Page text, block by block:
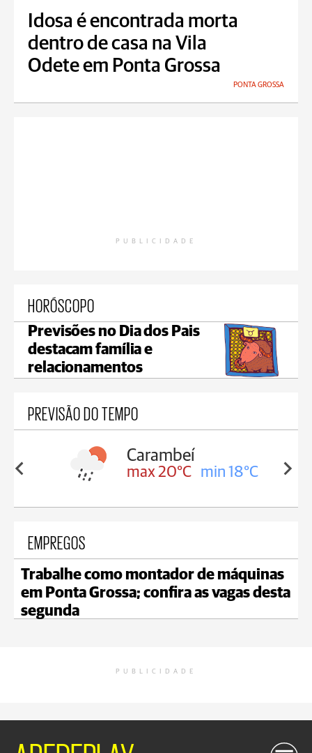
Idosa é encontrada morta
dentro de casa na Vila
Odete em Ponta Grossa
PONTA GROSSA
PUBLICIDADE
HORÓSCOPO
Previsões no Dia dos Pais
destacam família e
relacionamentos
PREVISÃO DO TEMPO
Carambeí
max 20°C min 18°C max
EMPREGOS
Trabalhe como montador de máquinas
em Ponta Grossa; confira as vagas desta
segunda
PUBLICIDADE